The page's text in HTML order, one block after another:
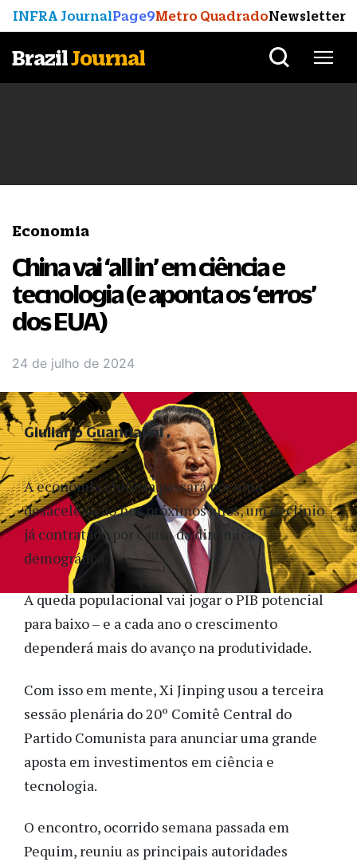
INFRA JournalPage9Metro QuadradoNewsletter
BrazilJournal
Economia
China vai ‘all in’ em ciência e
tecnologia (e aponta os ‘erros’
dos EUA)
24 de julho de 2024
A economia chinesa passará por uma
desaceleração nos próximos anos, um declínio
já contratado por causa da dinâmica
demográfica.
A queda populacional vai jogar o PIB potencial
para baixo – e a cada ano o crescimento
dependerá mais do avanço na produtividade.
Com isso em mente, Xi Jinping usou a terceira
sessão plenária do 20º Comitê Central do
Partido Comunista para anunciar uma grande
aposta em investimentos em ciência e
tecnologia.
O encontro, ocorrido semana passada em
Pequim, reuniu as principais autoridades
Giuliano Guandalini